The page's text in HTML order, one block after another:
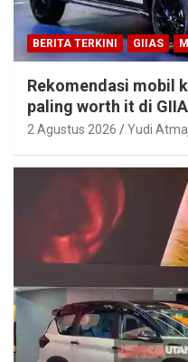
BERITA TERKINI GIIAS
Rekomendasi mobil
paling worth it di
2 Agustus 2026 Yudi